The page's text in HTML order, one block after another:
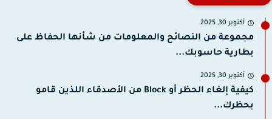
أكتوبر 30, 2025
مجموعة من النصائح والمعلومات من شأنها الحفاظ على
بطارية حاسوبك...
أكتوبر 30, 2025
كيفية إلغاء الحظر أو Block من الأصدقاء اللذين قامو
بحظرك...